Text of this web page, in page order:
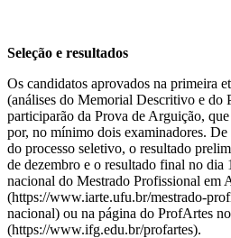
Seleção e resultados
Os candidatos aprovados na primeira
(análises do Memorial Descritivo e do
participarão da Prova de Arguição,
por, no mínimo dois examinadores.
do processo seletivo, o resultado
de dezembro e o resultado final no dia
nacional do Mestrado Profissional em
(https://www.iarte.ufu.br/mestrado-
nacional) ou na página do ProfArtes
(https://www.ifg.edu.br/profartes).